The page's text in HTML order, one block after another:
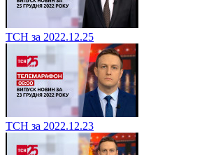
ТСН за 2022.12.25
ТСН за 2022.12.23